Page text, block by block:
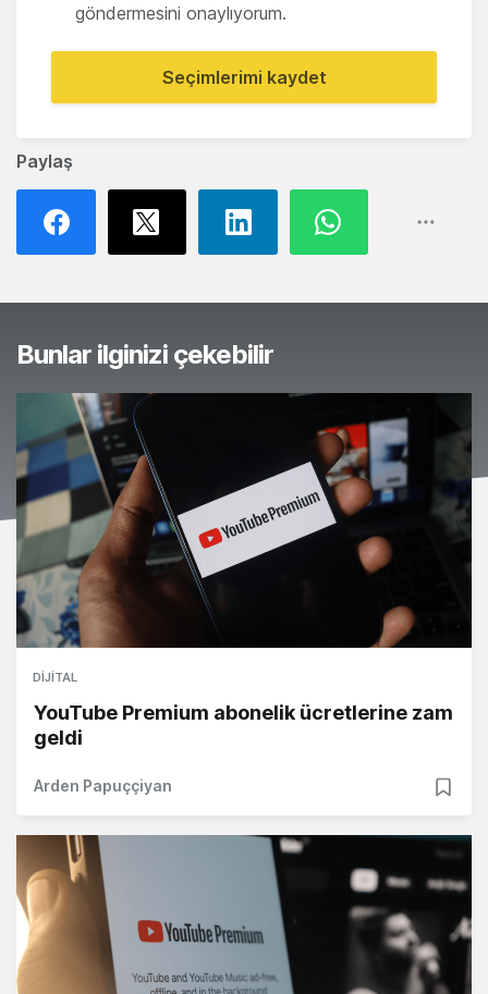
Paylaş
göndermesini onaylıyorum.
Seçimlerimi kaydet
Bunlar ilginizi çekebilir
DIJITAL
YouTube Premium abonelik ücretlerine zam
geldi
Arden Papuççiyan